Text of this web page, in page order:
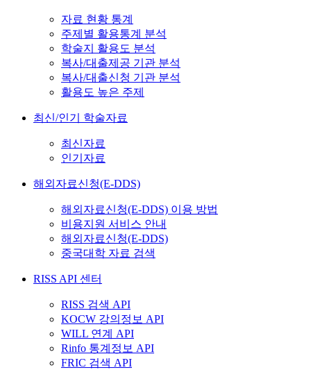
자료 현황 통계
주제별 활용통계 분석
학술지 활용도 분석
복사/대출제공 기관 분석
복사/대출신청 기관 분석
활용도 높은 주제
최신/인기 학술자료
최신자료
인기자료
해외자료신청(E-DDS)
해외자료신청(E-DDS) 이용 방법
비용지원 서비스 안내
해외자료신청(E-DDS)
중국대학 자료 검색
RISS API 센터
RISS 검색 API
KOCW 강의정보 API
WILL 연계 API
Rinfo 통계정보 API
FRIC 검색 API